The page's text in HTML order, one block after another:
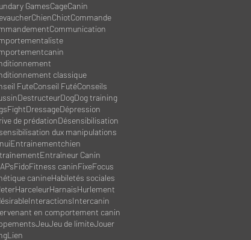
GamesCageCanin
ChienChiotCommande
Communication
classique
FuteConseil FutéConseils
DestructeurDogDog training
DressageDépression
de prédationDésensibilisation
dux manipulations
Entrainementchien
Entraîneur Canin
FidoFitness caninFixeFocus
canineHabiletés sociales
HarceleurHarnaisHurlement
InteractionsIntercanin
en comportement canin
JeuJeu de limiteJouer
Lien